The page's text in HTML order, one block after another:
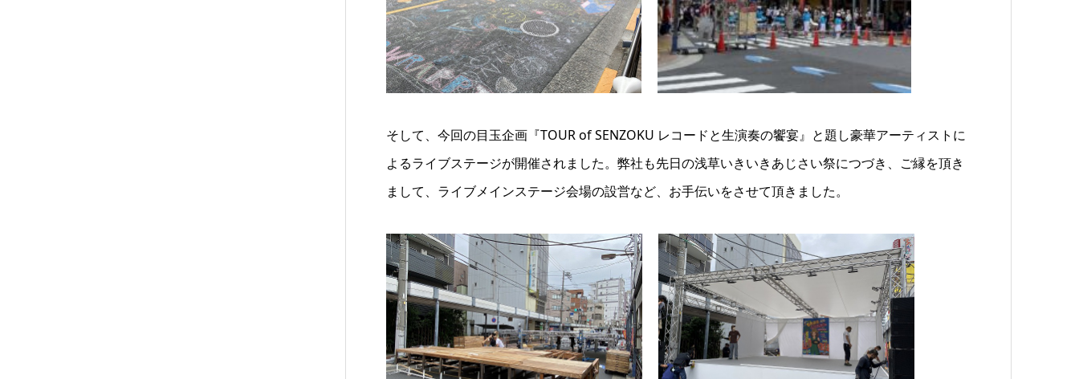
そして、今回の目玉企画『TOUR of SENZOKU レコードと生演奏の饗宴』と題し豪華アーティストに
よるライブステージが開催されました。弊社も先日の浅草いきいきあじさい祭につづき、ご縁を頂き
まして、ライブメインステージ会場の設営など、お手伝いをさせて頂きました。